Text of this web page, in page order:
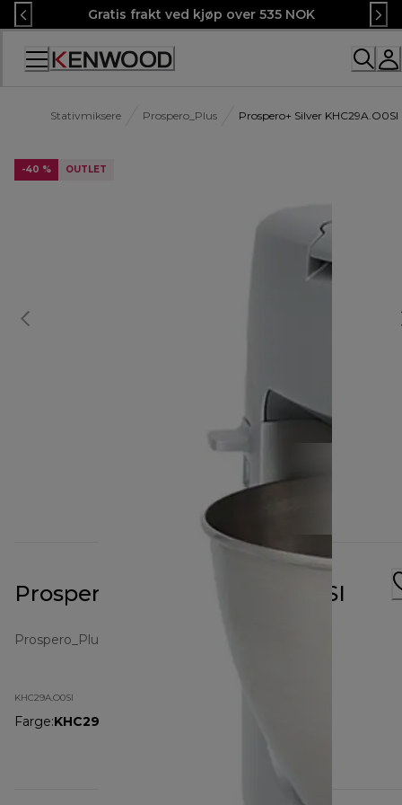
Skip
to
Content
Gratis frakt ved kjøp over 535 NOK
Stativmiksere Prospero_Plus Prospero+ Silver KHC29A.O0SI
-40 % OUTLET
Prospero+ Silver KHC29A.O0SI
Prospero_Plus
KHC29A.O0SI
Farge:KHC29A.O0SI